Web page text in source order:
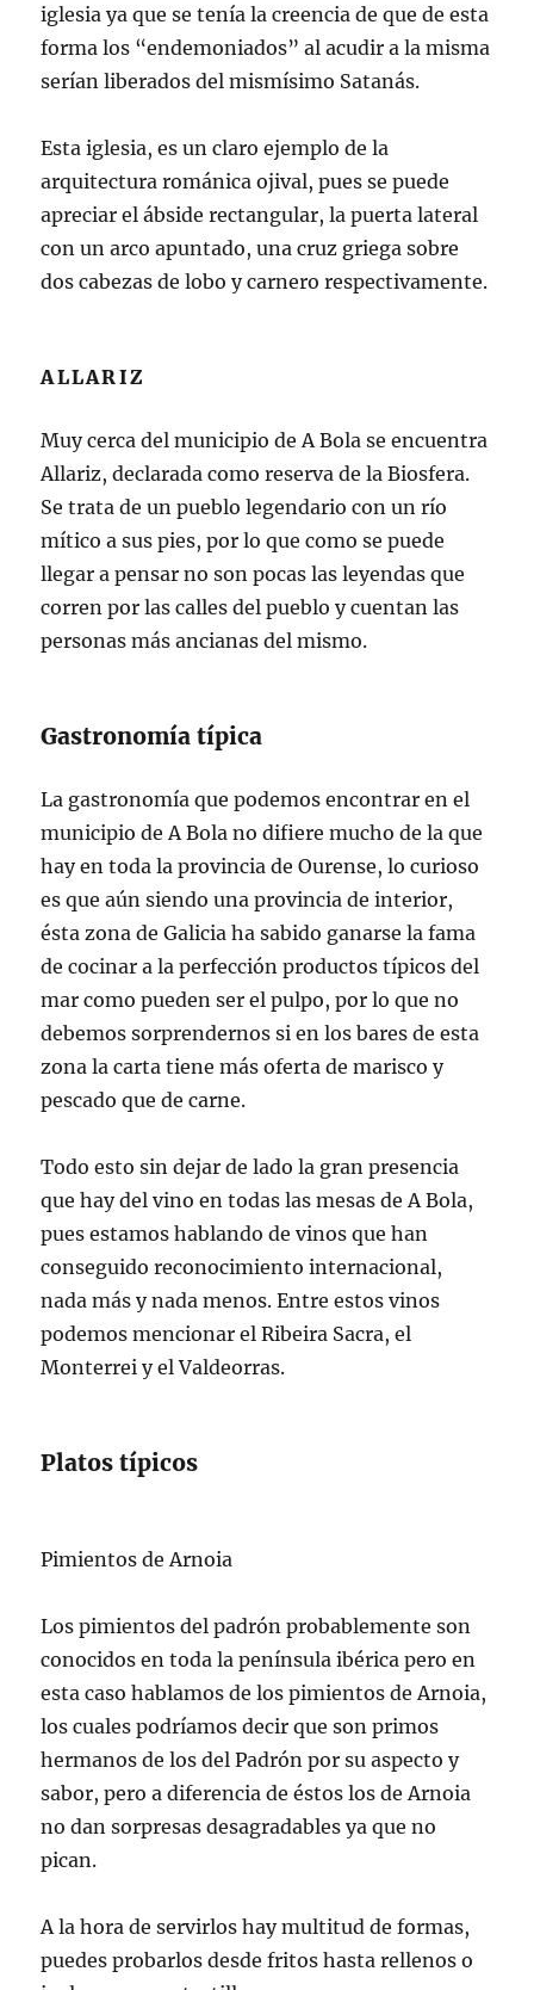
iglesia ya que se tenía la creencia de que de esta
forma los “endemoniados” al acudir a la misma
serían liberados del mismísimo Satanás.
Esta iglesia, es un claro ejemplo de la
arquitectura románica ojival, pues se puede
apreciar el ábside rectangular, la puerta lateral
con un arco apuntado, una cruz griega sobre
dos cabezas de lobo y carnero respectivamente.
ALLARIZ
Muy cerca del municipio de A Bola se encuentra
Allariz, declarada como reserva de la Biosfera.
Se trata de un pueblo legendario con un río
mítico a sus pies, por lo que como se puede
llegar a pensar no son pocas las leyendas que
corren por las calles del pueblo y cuentan las
personas más ancianas del mismo.
Gastronomía típica
La gastronomía que podemos encontrar en el
municipio de A Bola no difiere mucho de la que
hay en toda la provincia de Ourense, lo curioso
es que aún siendo una provincia de interior,
ésta zona de Galicia ha sabido ganarse la fama
de cocinar a la perfección productos típicos del
mar como pueden ser el pulpo, por lo que no
debemos sorprendernos si en los bares de esta
zona la carta tiene más oferta de marisco y
pescado que de carne.
Todo esto sin dejar de lado la gran presencia
que hay del vino en todas las mesas de A Bola,
pues estamos hablando de vinos que han
conseguido reconocimiento internacional,
nada más y nada menos. Entre estos vinos
podemos mencionar el Ribeira Sacra, el
Monterrei y el Valdeorras.
Platos típicos
Pimientos de Arnoia
Los pimientos del padrón probablemente son
conocidos en toda la península ibérica pero en
esta caso hablamos de los pimientos de Arnoia,
los cuales podríamos decir que son primos
hermanos de los del Padrón por su aspecto y
sabor, pero a diferencia de éstos los de Arnoia
no dan sorpresas desagradables ya que no
pican.
A la hora de servirlos hay multitud de formas,
puedes probarlos desde fritos hasta rellenos o